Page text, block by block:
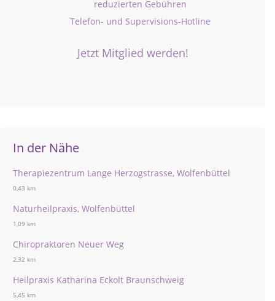
reduzierten Gebühren
Telefon- und Supervisions-Hotline
Jetzt Mitglied werden!
In der Nähe
Therapiezentrum Lange Herzogstrasse, Wolfenbüttel
0,43 km
Naturheilpraxis, Wolfenbüttel
1,09 km
Chiropraktoren Neuer Weg
2,32 km
Heilpraxis Katharina Eckolt Braunschweig
5,45 km